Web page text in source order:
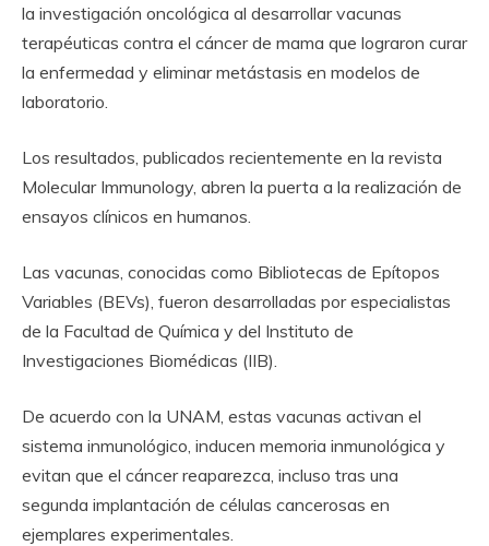
la investigación oncológica al desarrollar vacunas
terapéuticas contra el cáncer de mama que lograron curar
la enfermedad y eliminar metástasis en modelos de
laboratorio.
Los resultados, publicados recientemente en la revista
Molecular Immunology, abren la puerta a la realización de
ensayos clínicos en humanos.
Las vacunas, conocidas como Bibliotecas de Epítopos
Variables (BEVs), fueron desarrolladas por especialistas
de la Facultad de Química y del Instituto de
Investigaciones Biomédicas (IIB).
De acuerdo con la UNAM, estas vacunas activan el
sistema inmunológico, inducen memoria inmunológica y
evitan que el cáncer reaparezca, incluso tras una
segunda implantación de células cancerosas en
ejemplares experimentales.